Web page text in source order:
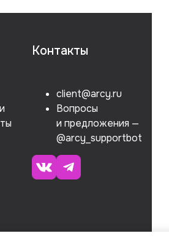
Контакты
client@arcy.ru
Вопросы
и предложения —
@arcy_supportbot